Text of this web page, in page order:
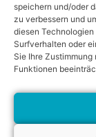
speichern und/oder
zu verbessern und
diesen
Surfverhalten oder
Sie Ihre
Funktionen
Datenschutz
AGB
SOCIAL
LinkedIn